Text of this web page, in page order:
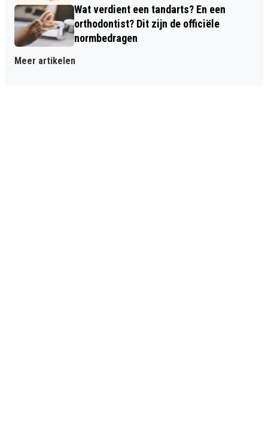
Wat verdient een tandarts? En een
orthodontist? Dit zijn de officiële
normbedragen
Meer artikelen